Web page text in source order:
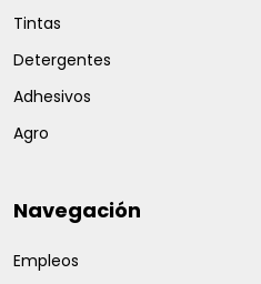
Tintas
Detergentes
Adhesivos
Agro
Navegación
Empleos